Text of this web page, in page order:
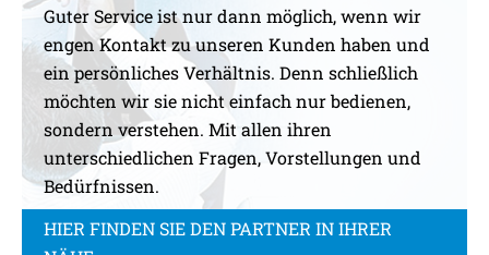
Guter Service ist nur dann möglich, wenn wir
engen Kontakt zu unseren Kunden haben und
ein persönliches Verhältnis. Denn schließlich
möchten wir sie nicht einfach nur bedienen,
sondern verstehen. Mit allen ihren
unterschiedlichen Fragen, Vorstellungen und
Bedürfnissen.
HIER FINDEN SIE DEN PARTNER IN IHRER